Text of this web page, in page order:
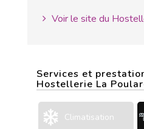
Voir le site du
Services et
Hostellerie La
Climatisation